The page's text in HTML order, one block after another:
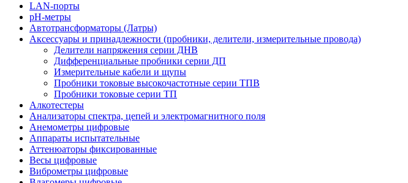
LAN-порты
pH-метры
Автотрансформаторы (Латры)
Аксессуары и принадлежности (пробники, делители, измерительные провода)
Делители напряжения серии ДНВ
Дифференциальные пробники серии ДП
Измерительные кабели и щупы
Пробники токовые высокочастотные серии ТПВ
Пробники токовые серии ТП
Алкотестеры
Анализаторы спектра, цепей и электромагнитного поля
Анемометры цифровые
Аппараты испытательные
Аттенюаторы фиксированные
Весы цифровые
Виброметры цифровые